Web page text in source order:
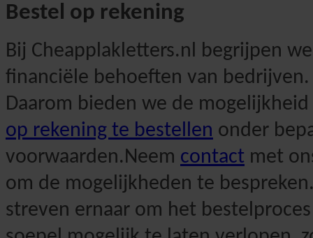
Bestel op rekening
Bij Cheapplakletters.nl begrijpen
financiële behoeften van bedrijven.
Daarom bieden we de
op rekening te bestellen onder
voorwaarden.Neem contact met
om de mogelijkheden te
streven ernaar om het